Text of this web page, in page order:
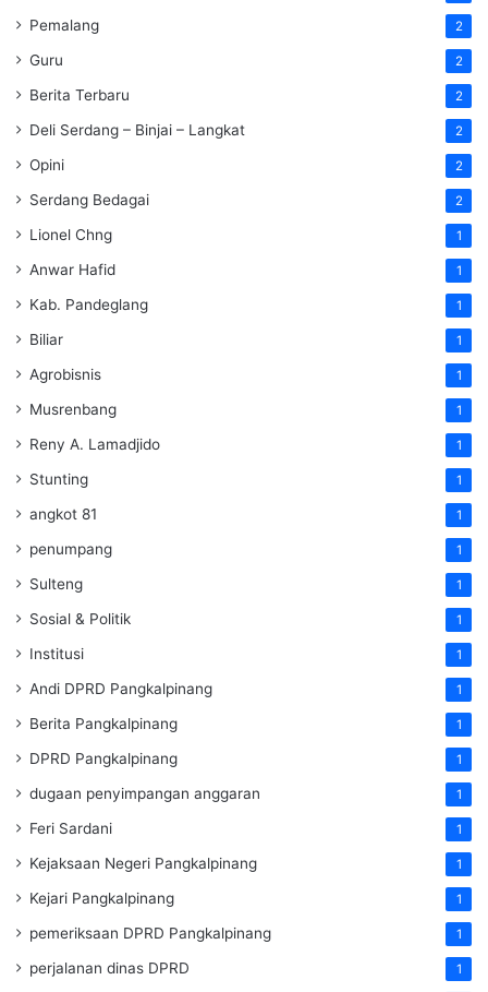
Pemalang 2
Guru 2
Berita Terbaru 2
Deli Serdang – Binjai – Langkat 2
Opini 2
Serdang Bedagai 2
Lionel Chng 1
Anwar Hafid 1
Kab. Pandeglang 1
Biliar 1
Agrobisnis 1
Musrenbang 1
Reny A. Lamadjido 1
Stunting 1
angkot 81 1
penumpang 1
Sulteng 1
Sosial & Politik 1
Institusi 1
Andi DPRD Pangkalpinang 1
Berita Pangkalpinang 1
DPRD Pangkalpinang 1
dugaan penyimpangan anggaran 1
Feri Sardani 1
Kejaksaan Negeri Pangkalpinang 1
Kejari Pangkalpinang 1
pemeriksaan DPRD Pangkalpinang 1
perjalanan dinas DPRD 1